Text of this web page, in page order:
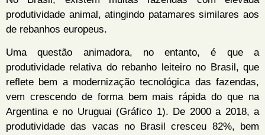
produtividade animal, atingindo patamares similares aos
de rebanhos europeus.
Uma questão animadora, no entanto, é que a
produtividade relativa do rebanho leiteiro no Brasil, que
reflete bem a modernização tecnológica das fazendas,
vem crescendo de forma bem mais rápida do que na
Argentina e no Uruguai (Gráfico 1). De 2000 a 2018, a
produtividade das vacas no Brasil cresceu 82%, bem